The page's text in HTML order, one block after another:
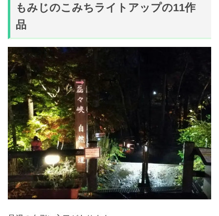
もみじのこみちライトアップの11作
品